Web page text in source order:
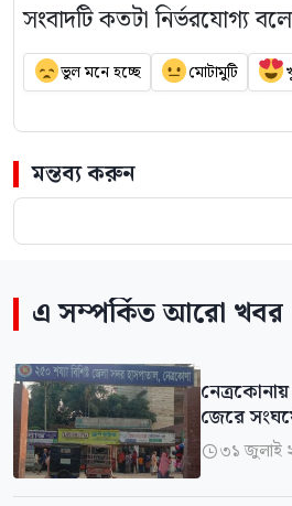
সংবাদটি কতটা নির্ভরযোগ্য
ভুল মনে হচ্ছে মোটামুটি
মন্তব্য করুন
এ সম্পর্কিত আরো খবর
জেরে
৩১ জুলাই